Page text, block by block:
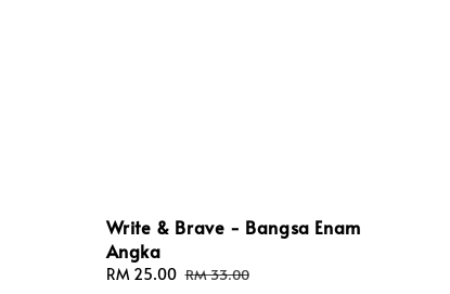
Write & Brave - Bangsa Enam
Angka
Sale
RM 25.00 Regular
RM 33.00